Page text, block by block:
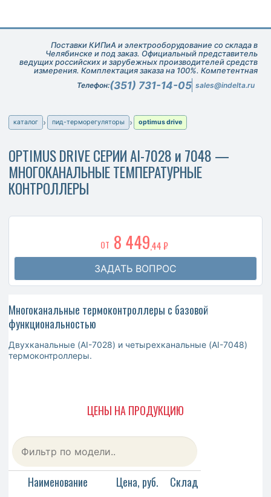
Поставки КИПиА и электрооборудование со склада в
Челябинске и под заказ. Официальный представитель
ведущих российских и зарубежных производителей средств
измерения. Комплектация заказа на 100%. Компетентная
техническая поддержка при подборе оборудования.
Телефон:(351) 731-14-05 sales@indelta.ru
каталог пид-терморегуляторы optimus drive
OPTIMUS DRIVE СЕРИИ AI-7028 и 7048 —
МНОГОКАНАЛЬНЫЕ ТЕМПЕРАТУРНЫЕ
КОНТРОЛЛЕРЫ
ОТ 8 449,44 ₽
ЗАДАТЬ ВОПРОС
Многоканальные термоконтроллеры с базовой
функциональностью
Двухканальные (AI-7028) и четырехканальные (AI-7048)
термоконтроллеры.
ЦЕНЫ НА ПРОДУКЦИЮ
Наименование Цена, руб. Склад